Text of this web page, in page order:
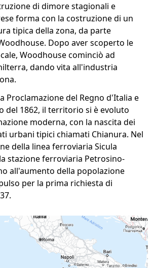
di dimore stagionali e
forma con la costruzione di un
tipica della zona, da parte
Dopo aver scoperto le
Woodhouse cominciò ad
dando vita all'industria
Proclamazione del Regno d'Italia e
del 1862, il territorio si è evoluto
moderna, con la nascita dei
urbani tipici chiamati Chianura. Nel
della linea ferroviaria Sicula
stazione ferroviaria Petrosino-
all'aumento della popolazione
per la prima richiesta di